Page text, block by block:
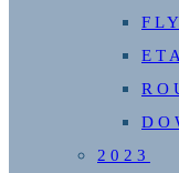
2023